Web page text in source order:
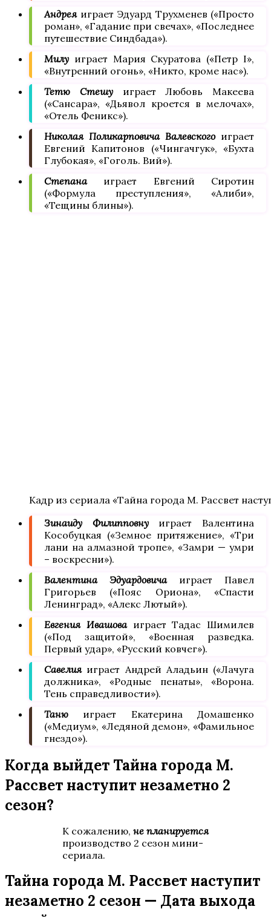
Андрея играет Эдуард Трухменев («Просто
роман», «Гадание при свечах», «Последнее
путешествие Синдбада»).
Милу играет Мария Скуратова («Петр I»,
«Внутренний огонь», «Никто, кроме нас»).
Тетю Стешу играет Любовь Макеева
(«Сансара», «Дьявол кроется в мелочах»,
«Отель Феникс»).
Николая Поликарповича Валевского играет
Евгений Капитонов («Чингачгук», «Бухта
Глубокая», «Гоголь. Вий»).
Степана играет Евгений Сиротин
(«Формула преступления», «Алиби»,
«Тещины блины»).
Кадр из сериала «Тайна города М. Рассвет
Зинаиду Филипповну играет Валентина
Кособуцкая («Земное притяжение», «Три
лани на алмазной тропе», «Замри — умри
– воскресни»).
Валентина Эдуардовича играет Павел
Григорьев («Пояс Ориона», «Спасти
Ленинград», «Алекс Лютый»).
Евгения Ивашова играет Тадас Шимилев
(«Под защитой», «Военная разведка.
Первый удар», «Русский ковчег»).
Савелия играет Андрей Аладьин («Лачуга
должника», «Родные пенаты», «Ворона.
Тень справедливости»).
Таню играет Екатерина Домашенко
(«Медиум», «Ледяной демон», «Фамильное
гнездо»).
Когда выйдет Тайна города М.
Рассвет наступит незаметно 2
сезон?
К сожалению, не планируется
производство 2 сезон мини-
сериала.
Тайна города М. Рассвет наступит
незаметно 2 сезон — Дата выхода